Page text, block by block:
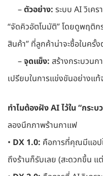
–ตัวอย่าง: ระบบ AI วิเคร
“จัดคิวอัตโนมัติ” โดยดูพฤติ
สินค้า” ที่ลูกค้าน่าจะซื้อในครั้ง
–จุดแข็ง: สร้างกระบวนก
เปรียบในการแข่งขันอย่างแท้
ทำไมต้องฝัง AI ไว้ใน “กระ
ลองนึกภาพร้านกาแฟ
• DX 1.0: คือการที่คุณมีแอป
ถึงร้านก็รับเลย (สะดวกขึ้น